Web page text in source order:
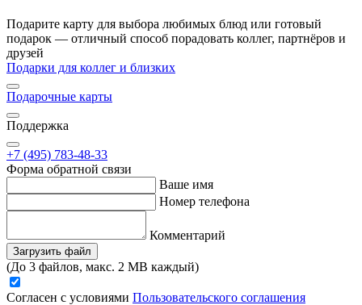
Подарите карту для выбора любимых блюд или готовый
подарок — отличный способ порадовать коллег, партнёров и
друзей
Подарки для коллег и близких
Подарочные карты
Поддержка
+7 (495) 783-48-33
Форма обратной связи
Ваше имя
Номер телефона
Комментарий
Загрузить файл
(До 3 файлов, макс. 2 MB каждый)
Согласен с условиями Пользовательского соглашения